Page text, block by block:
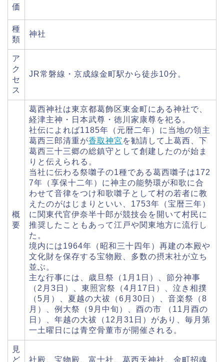
価
種
類
神社
ア
ク
セ
ス
JR常磐線・京成線金町駅から徒歩10分。
概
要
葛西神社は東京都葛飾区東金町にある神社で、
経津主神・日本武尊・徳川家康尊を祀る。
社伝によれば1185年（元暦二年）に当地の領主
葛西三郎清重が香取神宮 を勧請して上葛西、下
葛西三十三郷の総鎮守として創建したのが始ま
りと伝えられる。
当社に伝わる祭囃子の1種である葛西囃子は172
7年（享保十二年）に神主の能勢環が和歌に合
わせて音律をつけ和歌囃子として村の若者に教
えたのがはじまりといい、1753年（宝暦三年）
に関東代官伊奈半十郎が競技会を開いて村民に
推奨したこともあって江戸や関東地方に流行し
た。
境内には1964年（昭和三十四年）再建の本殿や
文化財を保存する宝物殿、多数の摂末社が立ち
並ぶ。
主な行事には、歳旦祭（1月1日）、節分神事
（2月3日）、東照宮祭（4月17日）、泣き相撲
（5月）、夏越の大祓（6月30日）、音楽祭（8
月）、例大祭（9月中旬）、酉の市 （11月酉の
日）、年越の大祓（12月31日）があり、毎月第
一土曜日には青空骨董市が開催される。
見
ど
社殿、宝物殿、富士社、葛西天神社、金町招魂